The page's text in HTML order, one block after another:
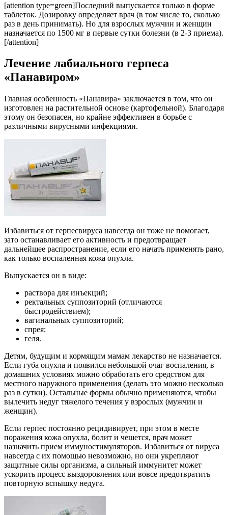
[attention type=green]Последний выпускается только в форме
таблеток. Дозировку определяет врач (в том числе то, сколько
раз в день принимать). Но для взрослых мужчин и женщин
назначается по 1500 мг в первые сутки болезни (в 2-3 приема).
[/attention]
Лечение лабиального герпеса
«Панавиром»
Главная особенность «Панавира» заключается в том, что он
изготовлен на растительной основе (картофельной). Благодаря
этому он безопасен, но крайне эффективен в борьбе с
различными вирусными инфекциями.
Избавиться от герпесвируса навсегда он тоже не помогает,
зато останавливает его активность и предотвращает
дальнейшее распространение, если его начать применять рано,
как только воспаленная кожа опухла.
Выпускается он в виде:
раствора для инъекций;
ректальных суппозиторий (отличаются
быстродействием);
вагинальных суппозиторий;
спрея;
геля.
Детям, будущим и кормящим мамам лекарство не назначается.
Если губа опухла и появился небольшой очаг воспаления, в
домашних условиях можно обработать его средством для
местного наружного применения (делать это можно несколько
раз в сутки). Остальные формы обычно применяются, чтобы
вылечить недуг тяжелого течения у взрослых (мужчин и
женщин).
Если герпес постоянно рецидивирует, при этом в месте
поражения кожа опухла, болит и чешется, врач может
назначить прием иммуностимуляторов. Избавиться от вируса
навсегда с их помощью невозможно, но они укрепляют
защитные силы организма, а сильный иммунитет может
ускорить процесс выздоровления или вовсе предотвратить
повторную вспышку недуга.